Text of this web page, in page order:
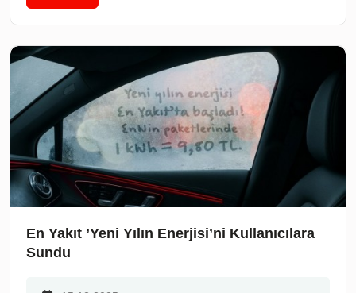
En Yakıt ’Yeni Yılın Enerjisi’ni Kullanıcılara
Sundu